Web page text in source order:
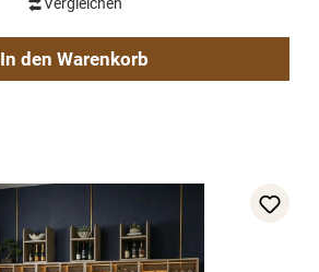
Vergleichen
In den Warenkorb